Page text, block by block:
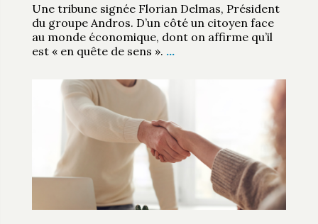
Une tribune signée Florian Delmas, Président
du groupe Andros. D’un côté un citoyen face
au monde économique, dont on affirme qu’il
est « en quête de sens ». …